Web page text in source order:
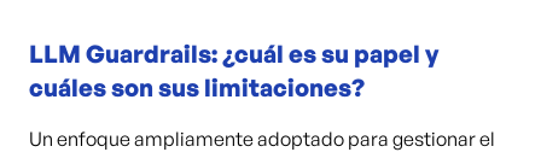
LLM Guardrails: ¿cuál es su papel y
cuáles son sus limitaciones?
Un enfoque ampliamente adoptado para gestionar el